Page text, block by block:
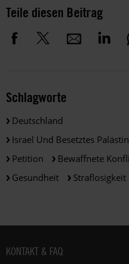
Teile diesen Beitrag
Schlagworte
Deutschland
Israel Und Besetztes
Petition
Bewaffnete
Gesundheit
Straflosigkeit
Fußbereich
KONTAKT & FAQ